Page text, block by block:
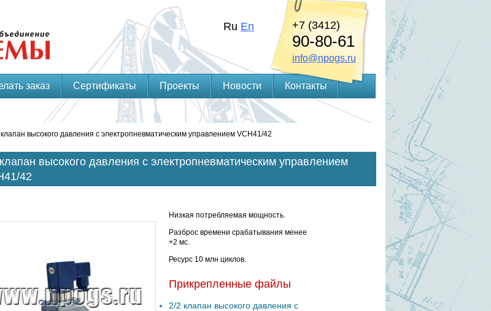
заказ Сертификаты Проекты Новости Контакты
Ru En +7 (3412)
90-80-61
info@npogs.ru
высокого давления с электропневматическим управлением VCH41/42
высокого давления с электропневматическим управлением
42
Низкая потребляемая мощность.
Разброс времени срабатывания менее
+2 мс.
Ресурс 10 млн циклов.
Прикрепленные файлы
2/2 клапан высокого давления с